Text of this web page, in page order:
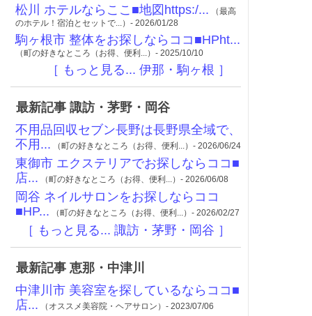
松川 ホテルならここ■地図https:/... （最高
のホテル！宿泊とセットで...）- 2026/01/28
駒ヶ根市 整体をお探しならココ■HPht...
（町の好きなところ（お得、便利...）- 2025/10/10
［ もっと見る... 伊那・駒ヶ根 ］
最新記事 諏訪・茅野・岡谷
不用品回収セブン長野は長野県全域で、
不用... （町の好きなところ（お得、便利...）- 2026/06/24
東御市 エクステリアでお探しならココ■
店... （町の好きなところ（お得、便利...）- 2026/06/08
岡谷 ネイルサロンをお探しならココ
■HP... （町の好きなところ（お得、便利...）- 2026/02/27
［ もっと見る... 諏訪・茅野・岡谷 ］
最新記事 恵那・中津川
中津川市 美容室を探しているならココ■
店... （オススメ美容院・ヘアサロン）- 2023/07/06